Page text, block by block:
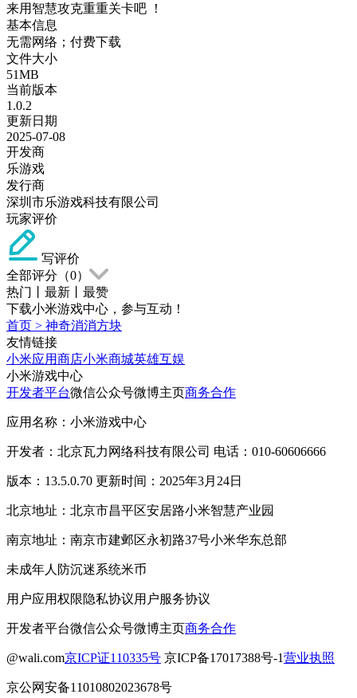
来用智慧攻克重重关卡吧 ！
基本信息
无需网络；付费下载
文件大小
51MB
当前版本
1.0.2
更新日期
2025-07-08
开发商
乐游戏
发行商
深圳市乐游戏科技有限公司
玩家评价
写评价
全部评分（0）
热门
最新
最赞
下载小米游戏中心，参与互动！
首页 > 神奇消消方块
友情链接
小米应用商店小米商城英雄互娱
小米游戏中心
开发者平台微信公众号微博主页商务合作
应用名称：小米游戏中心
开发者：北京瓦力网络科技有限公司 电话：010-60606666
版本：13.5.0.70 更新时间：2025年3月24日
北京地址：北京市昌平区安居路小米智慧产业园
南京地址：南京市建邺区永初路37号小米华东总部
未成年人防沉迷系统米币
用户应用权限隐私协议用户服务协议
开发者平台微信公众号微博主页商务合作
@wali.com京ICP证110335号 京ICP备17017388号-1营业执照
京公网安备11010802023678号